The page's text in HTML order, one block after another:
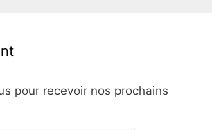
pour recevoir nos prochains